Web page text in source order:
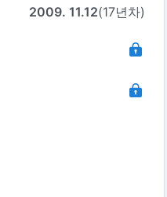
2009. 11.12(17년차)